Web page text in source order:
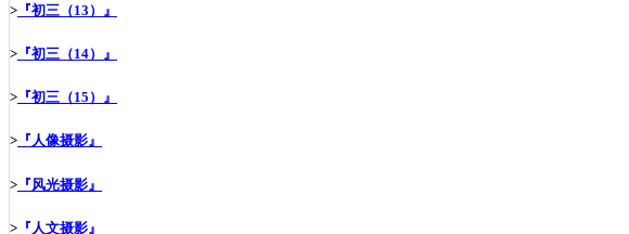
> 『初三（13）』
> 『初三（14）』
> 『初三（15）』
> 『人像摄影』
> 『风光摄影』
> 『人文摄影』